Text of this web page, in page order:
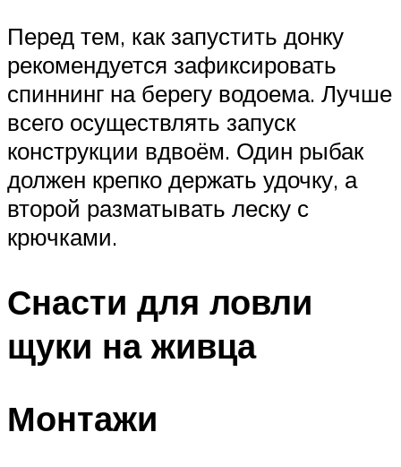
Перед тем, как запустить донку
рекомендуется зафиксировать
спиннинг на берегу водоема. Лучше
всего осуществлять запуск
конструкции вдвоём. Один рыбак
должен крепко держать удочку, а
второй разматывать леску с
крючками.
Снасти для ловли
щуки на живца
Монтажи